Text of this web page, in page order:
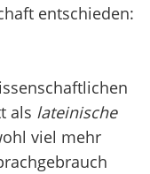
entschieden:
als lateinische
viel mehr